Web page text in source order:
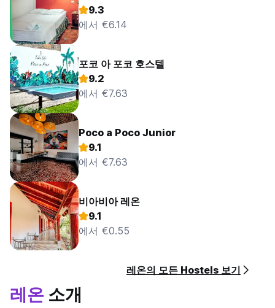
9.3
에서 €6.14
포코 아 포코 호스텔
9.2
에서 €7.63
Poco a Poco Junior
9.1
에서 €7.63
비아비아 레온
9.1
에서 €0.55
레온의 모든 Hostels 보기
레온 소개